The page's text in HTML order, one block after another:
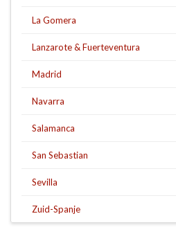
La Gomera
Lanzarote & Fuerteventura
Madrid
Navarra
Salamanca
San Sebastian
Sevilla
Zuid-Spanje